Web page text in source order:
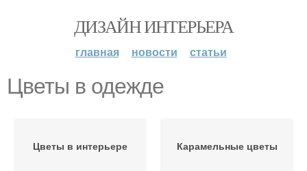
ДИЗАЙН ИНТЕРЬЕРА
главная новости статьи
Цветы в одежде
Цветы в интерьере Карамельные цветы